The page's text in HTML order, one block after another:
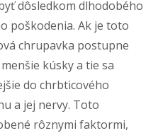
dôsledkom dlhodobého
poškodenia. Ak je toto
chrupavka postupne
kúsky a tie sa
do chrbticového
a jej nervy. Toto
rôznymi faktormi,